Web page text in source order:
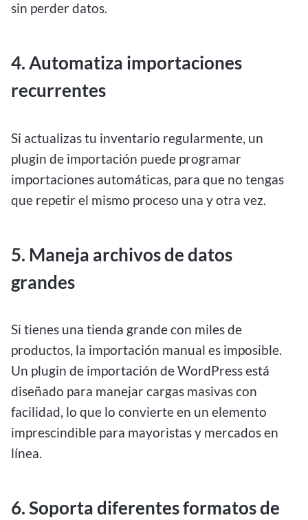
sin perder datos.
4. Automatiza importaciones
recurrentes
Si actualizas tu inventario regularmente, un
plugin de importación puede programar
importaciones automáticas, para que no tengas
que repetir el mismo proceso una y otra vez.
5. Maneja archivos de datos
grandes
Si tienes una tienda grande con miles de
productos, la importación manual es imposible.
Un plugin de importación de WordPress está
diseñado para manejar cargas masivas con
facilidad, lo que lo convierte en un elemento
imprescindible para mayoristas y mercados en
línea.
6. Soporta diferentes formatos de